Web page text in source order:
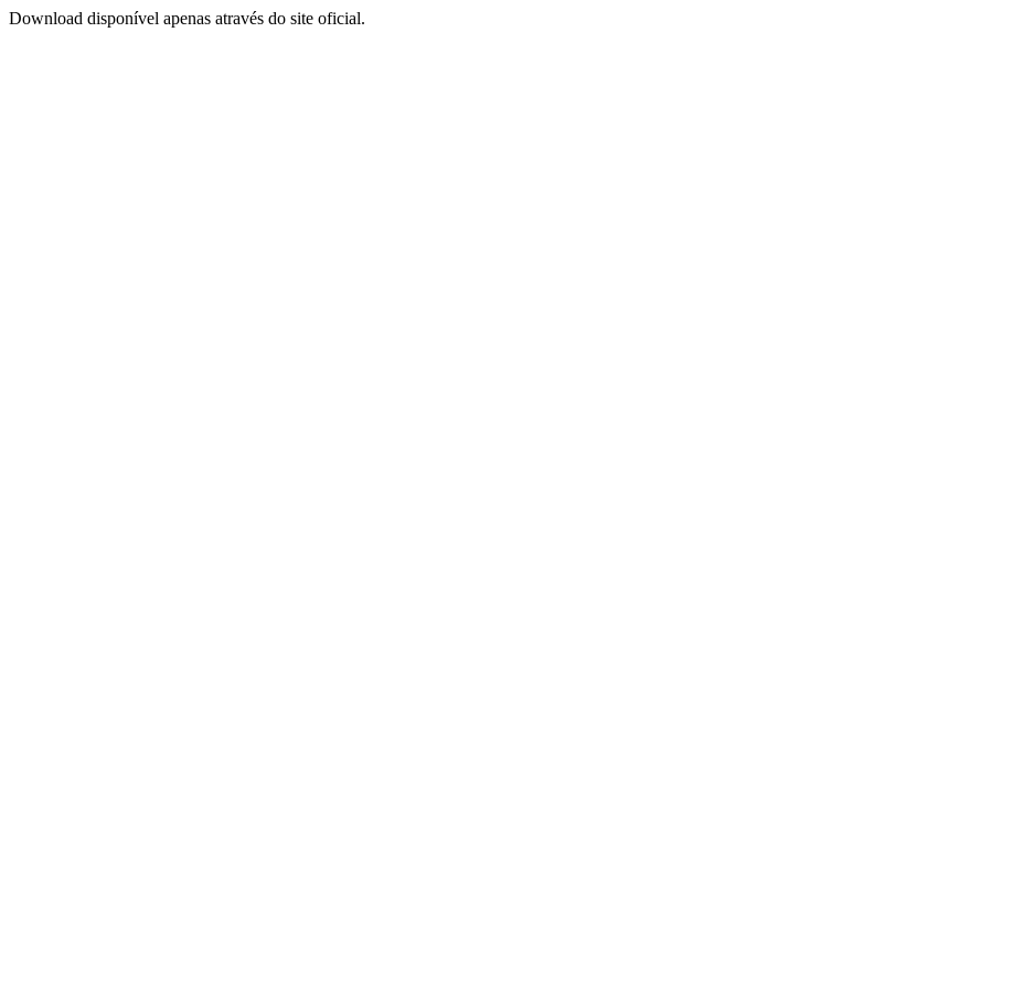
Download disponível apenas através do site oficial.